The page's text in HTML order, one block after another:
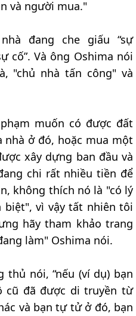
và người mua."
đang che giấu “sự
cố”. Và ông Oshima nói
"chủ nhà tấn công" và
muốn có được đất
ở đó, hoặc mua một
xây dựng ban đầu và
chi rất nhiều tiền để
không thích nó là "có lý
biệt", vì vậy tất nhiên tôi
hãy tham khảo trang
làm" Oshima nói.
thủ nói, “nếu (ví dụ) bạn
cũ đã được di truyền từ
và bạn tự tử ở đó, bạn